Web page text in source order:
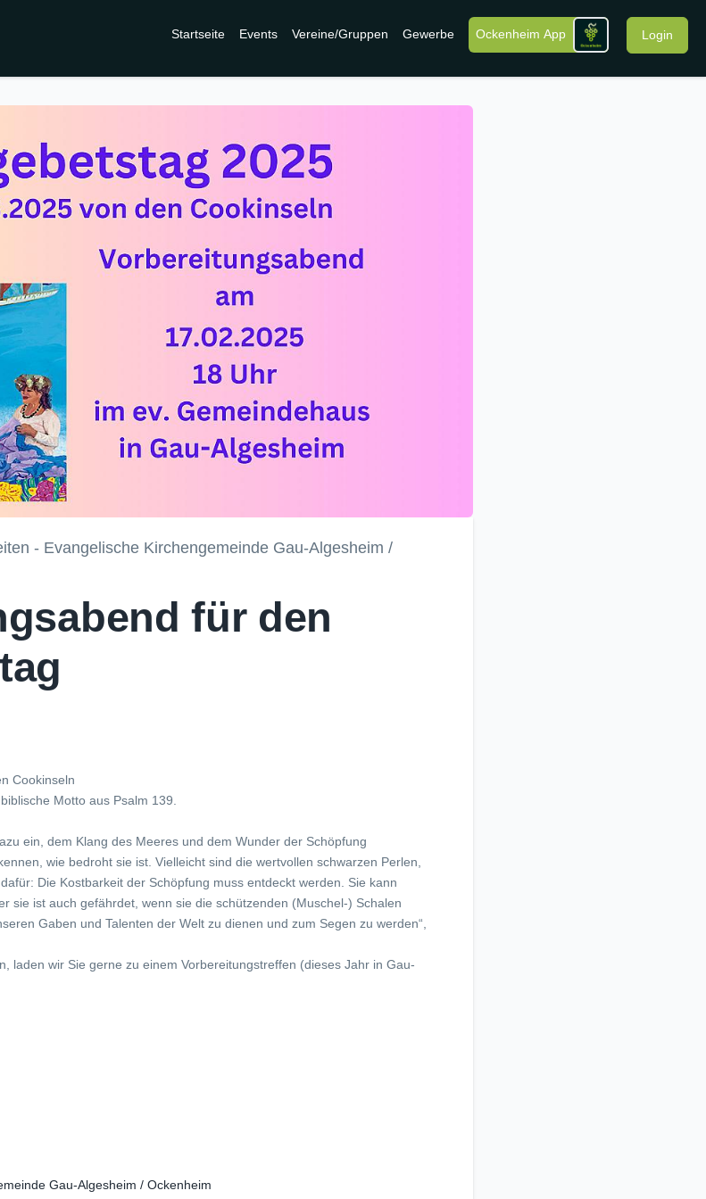
Startseite Events Vereine/Gruppen Gewerbe Ockenheim App Login
- Evangelische Kirchengemeinde Gau-Algesheim /
für den
Cookinseln
Motto aus Psalm 139.
ein, dem Klang des Meeres und dem Wunder der Schöpfung
wie bedroht sie ist. Vielleicht sind die wertvollen schwarzen Perlen,
Die Kostbarkeit der Schöpfung muss entdeckt werden. Sie kann
sie ist auch gefährdet, wenn sie die schützenden (Muschel-) Schalen
Gaben und Talenten der Welt zu dienen und zum Segen zu werden“,
laden wir Sie gerne zu einem Vorbereitungstreffen (dieses Jahr in Gau-
Gau-Algesheim / Ockenheim